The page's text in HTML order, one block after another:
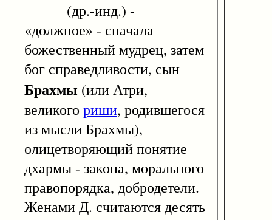
(др.-инд.) -
«должное» - сначала
божественный мудрец, затем
бог справедливости, сын
Брахмы (или Атри,
великого риши, родившегося
из мысли Брахмы),
олицетворяющий понятие
дхармы - закона, морального
правопорядка, добродетели.
Женами Д. считаются десять